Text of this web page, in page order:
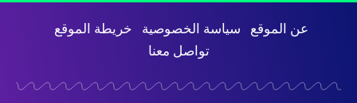
عن الموقع سياسة الخصوصية
خريطة الموقع
تواصل معنا